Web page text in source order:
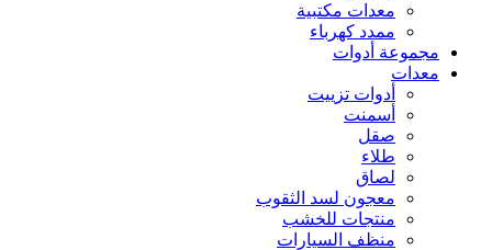
معدات مكتبية
ممدد كهرباء
مجموعة أدوات
معدات
أدوات تزييت
أسمنت
صقل
طلاء
لصاق
معجون لسد الثقوب
منتجات للخشب
منظف السيارات